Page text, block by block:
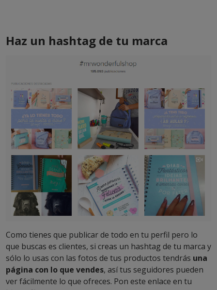
Haz un hashtag de tu marca
Como tienes que publicar de todo en tu perfil pero lo
que buscas es clientes, si creas un hashtag de tu marca y
sólo lo usas con las fotos de tus productos tendrás una
página con lo que vendes, así tus seguidores pueden
ver fácilmente lo que ofreces. Pon este enlace en tu